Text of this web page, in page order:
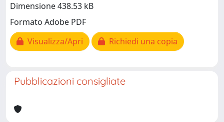
Dimensione 438.53 kB
Formato Adobe PDF
Visualizza/Apri
Richiedi una copia
Pubblicazioni consigliate